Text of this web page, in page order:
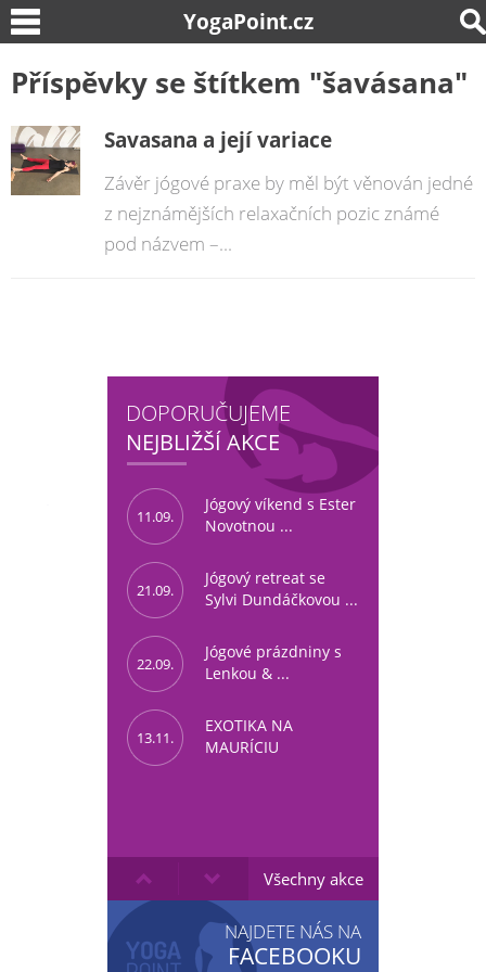
YogaPoint.cz
Příspěvky se štítkem "šavásana"
Savasana a její variace
Závěr jógové praxe by měl být věnován jedné
z nejznámějších relaxačních pozic známé
pod názvem –...
DOPORUČUJEME
NEJBLIŽŠÍ AKCE
11.09.
Jógový víkend s Ester
Novotnou ...
21.09.
Jógový retreat se
Sylvi Dundáčkovou ...
22.09.
Jógové prázdniny s
Lenkou & ...
13.11.
EXOTIKA NA
MAURÍCIU
Všechny akce
NAJDETE NÁS NA
FACEBOOKU